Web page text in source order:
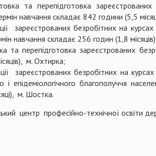
та перепідготовка
навчання складає 842 години (5,5
зареєстрованих безробітних на
навчання складає 256 годин (1,8
та перепідготовка зареєстрованих
м. Охтирка;
зареєстрованих безробітних на
і епідеміологічного благополуччя
м. Шостка.
центр професійно-технічної освіти